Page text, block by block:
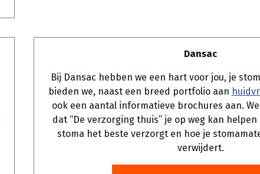
Dansac
Bij Dansac hebben we een hart voor jou, je
bieden we, naast een breed portfolio aan
ook een aantal informatieve brochures aan.
dat “De verzorging thuis” je op weg kan
stoma het beste verzorgt en hoe je
verwijdert.